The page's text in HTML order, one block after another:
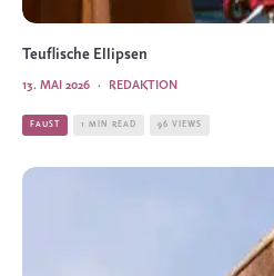
Teuflische Ellipsen
REDAKTION
·
13. MAI 2026
FAUST 1 MIN READ 96 VIEWS